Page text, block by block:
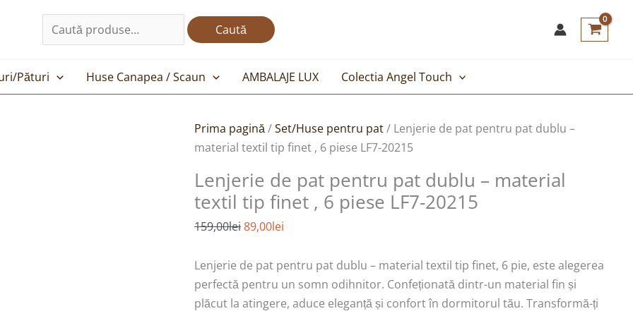
după:
Caută
Pături Huse Canapea / Scaun AMBALAJE LUX Colectia Angel Touch
Prima pagină/Set/Huse pentru pat/ Lenjerie de pat pentru pat dublu –
material textil tip finet , 6 piese LF7-20215
Lenjerie de pat pentru pat dublu – material
textil tip finet , 6 piese LF7-20215
159,00lei
Prețul
inițial
fost:
159,00lei.
89,00lei
Prețul
curent
89,00lei.
Lenjerie de pat pentru pat dublu – material textil tip finet, 6 pie, este alegerea
perfectă pentru un somn odihnitor. Confeționată dintr-un material fin și
plăcut la atingere, aduce eleganță și confort în dormitorul tău. Transformă-ți